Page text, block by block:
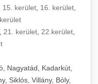
15. kerület 16. kerület
21. kerület 22.kerület
Nagyatád, Kadarkút,
Siklós, Villány, Bóly,